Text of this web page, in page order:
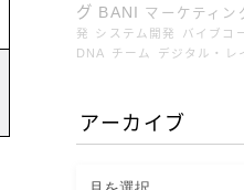
グ BANI マーケティン
発
システム開発 バイブコ
DNA
チーム デジタル・レ
アーカイブ
ア